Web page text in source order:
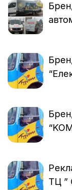
ТЦ ”